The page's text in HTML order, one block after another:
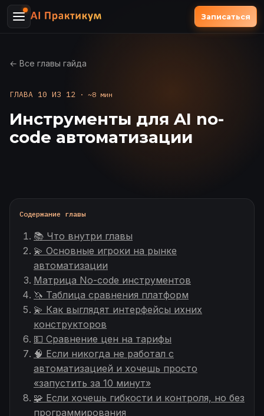
Записаться
← Все главы гайда
ГЛАВА 10 ИЗ 12 · ~8 мин
Инструменты для AI no-
code автоматизации
Содержание главы
📚 Что внутри главы
💫 Основные игроки на рынке
автоматизации
Матрица No-code инструментов
🦄 Таблица сравнения платформ
💫 Как выглядят интерфейсы ихних
конструкторов
💵 Сравнение цен на тарифы
🧠 Если никогда не работал с
автоматизацией и хочешь просто
«запустить за 10 минут»
🧩 Если хочешь гибкости и контроля, но без
программирования